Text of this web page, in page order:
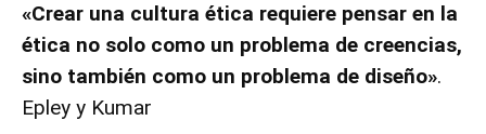
«Crear una cultura ética requiere pensar en la
ética no solo como un problema de creencias,
sino también como un problema de diseño».
Epley y Kumar